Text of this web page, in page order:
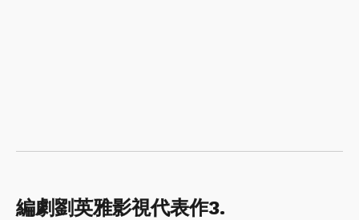
編劇劉英雅影視代表作3.